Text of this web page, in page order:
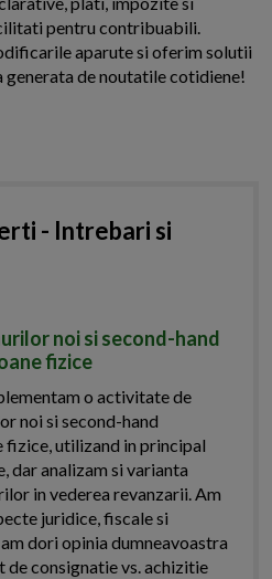
pentru contribuabili.
aparute si oferim solutii
de noutatile cotidiene!
- Intrebari si
noi si second-hand
fizice
o activitate de
noi si second-hand
fizice, utilizand in principal
dar analizam si varianta
in vederea revanzarii. Am
juridice, fiscale si
dori opinia dumneavoastra
consignatie vs. achizitie